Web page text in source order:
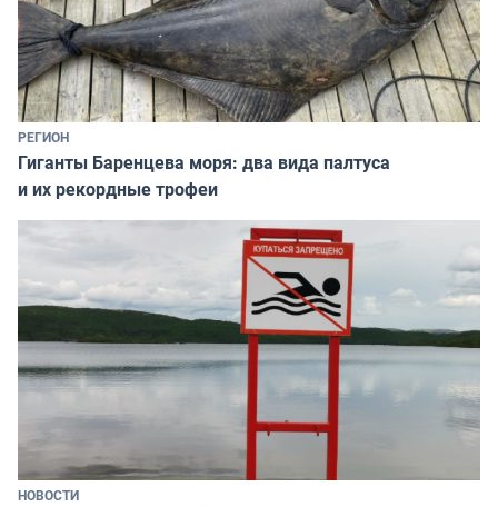
РЕГИОН
Гиганты Баренцева моря: два вида палтуса
и их рекордные трофеи
НОВОСТИ